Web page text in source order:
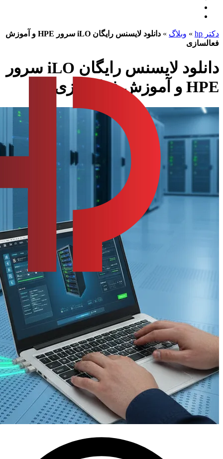
دکتر hp » وبلاگ »
دانلود لایسنس رایگان iLO سرور HPE و آموزش
فعالسازی
دانلود لایسنس رایگان iLO سرور
HPE و آموزش فعالسازی